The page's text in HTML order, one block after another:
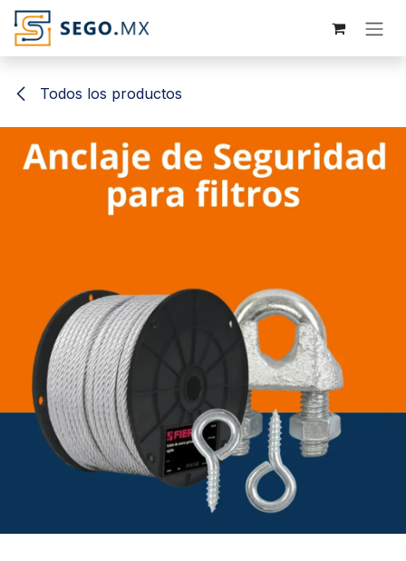
Ir al contenido
Todos los productos